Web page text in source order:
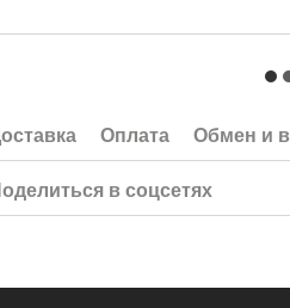
Оплата Обмен и
в соцсетях